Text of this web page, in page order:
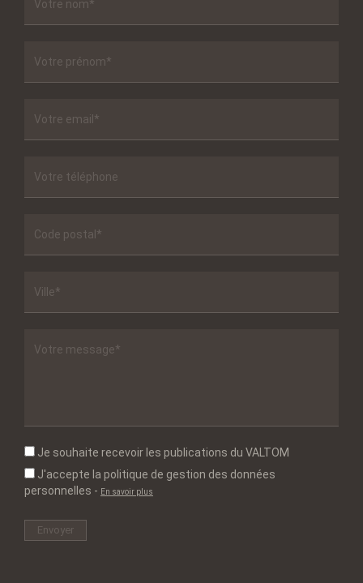
Je souhaite recevoir les publications du VALTOM
J'accepte la politique de gestion des données
personnelles - En savoir plus